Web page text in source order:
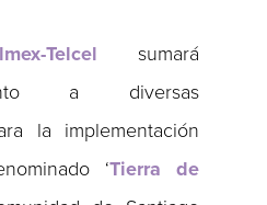
Telcel sumará
a diversas
la implementación
‘Tierra de